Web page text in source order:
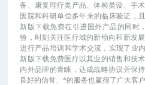
备、康复理疗类产品、体检类设、手
医院和科研单位多年来的临床验证，
新版下载免费在引进国外产品的同时
验，时刻关注医疗域的新动向和新发
进行产品培训和学术交流，实现了业
新版下载免费医疗以其业的销售和技
内外品牌的青睐，达成战略协议并保
良好的信誉、*的服务也赢得了广大客